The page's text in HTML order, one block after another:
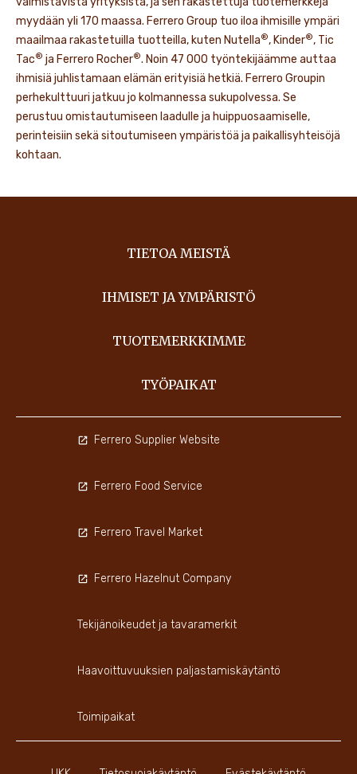
myydään yli 170 maassa. Ferrero Group tuo iloa ihmisille ympäri
maailmaa rakastetuilla tuotteilla, kuten Nutella®, Kinder®, Tic
Tac® ja Ferrero Rocher®. Noin 47 000 työntekijäämme auttaa
ihmisiä juhlistamaan elämän erityisiä hetkiä. Ferrero Groupin
perhekulttuuri jatkuu jo kolmannessa sukupolvessa. Se
perustuu omistautumiseen laadulle ja huippuosaamiselle,
perinteisiin sekä sitoutumiseen ympäristöä ja paikallisyhteisöjä
kohtaan.
TIETOA MEISTÄ
IHMISET JA YMPÄRISTÖ
TUOTEMERKKIMME
TYÖPAIKAT
Ferrero Supplier Website
Ferrero Food Service
Ferrero Travel Market
Ferrero Hazelnut Company
Tekijänoikeudet ja tavaramerkit
Haavoittuvuuksien paljastamiskäytäntö
Toimipaikat